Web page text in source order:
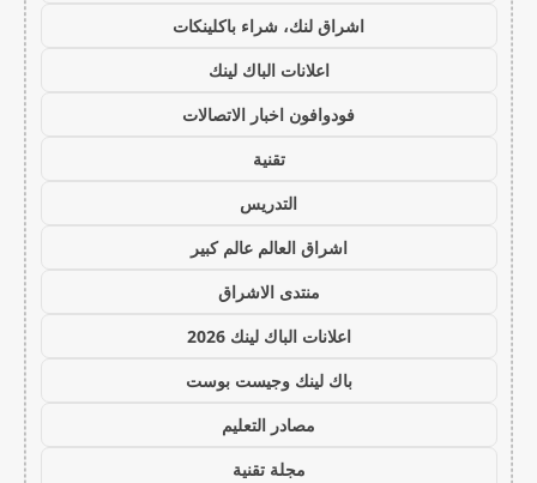
اشراق لنك، شراء باكلينكات
اعلانات الباك لينك
فودوافون اخبار الاتصالات
تقنية
التدريس
اشراق العالم عالم كبير
منتدى الاشراق
اعلانات الباك لينك 2026
باك لينك وجيست بوست
مصادر التعليم
مجلة تقنية